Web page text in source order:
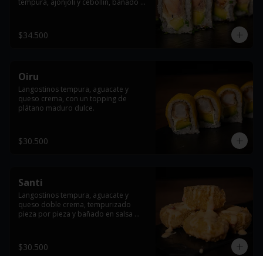
tempura, ajonjoli y cebollín, bañado en
$34.500
Oiru
Langostinos tempura, aguacate y
queso crema, con un topping de
plátano maduro dulce.
$30.500
Santi
Langostinos tempura, aguacate y
queso doble crema, tempurizado
pieza por pieza y bañado en salsa
$30.500